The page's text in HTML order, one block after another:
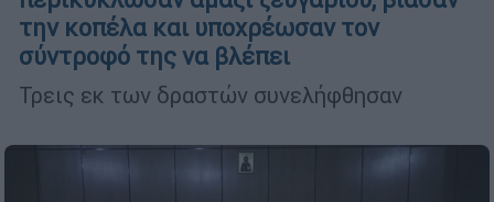
την κοπέλα και υποχρέωσαν τον
σύντροφό της να βλέπει
Τρεις εκ των δραστών συνελήφθησαν